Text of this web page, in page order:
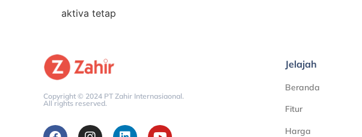
aktiva tetap
Copyright © 2024 PT Zahir Internasiaonal.
All rights reserved.
Jelajah
Beranda
Fitur
Harga